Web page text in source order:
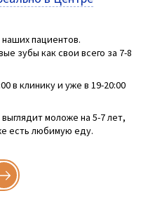
пациентов.
зубы как свои всего за 7-8
в клинику и уже в 19-20:00
моложе на 5-7 лет,
есть любимую еду.